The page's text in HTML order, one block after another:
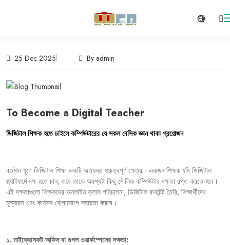
25 Dec 2025 By admin
To Become a Digital Teacher
ডিজিটাল শিক্ষক হতে চাইলে কম্পিউটারের যে সকল বেসিক জ্ঞান থাকা প্রয়োজন
বর্তমান যুগে ডিজিটাল শিক্ষা একটি অত্যন্ত গুরুত্বপূর্ণ ক্ষেত্র। একজন শিক্ষক যদি ডিজিটাল
প্ল্যাটফর্মে দক্ষ হতে চান,তবে তাকে অবশ্যই কিছু মৌলিক কম্পিউটার দক্ষতা রপ্ত করতে হবে।
এই দক্ষতাগুলো শিক্ষকদের অনলাইন ক্লাস পরিচালনা, ডিজিটাল কনটেন্ট তৈরি, শিক্ষার্থীদের
মূল্যায়ন এবং কার্যকর যোগাযোগে সহায়তা করবে।
১. মাইক্রোসফট অফিস বা গুগল ওয়ার্কস্পেসের দক্ষতা: